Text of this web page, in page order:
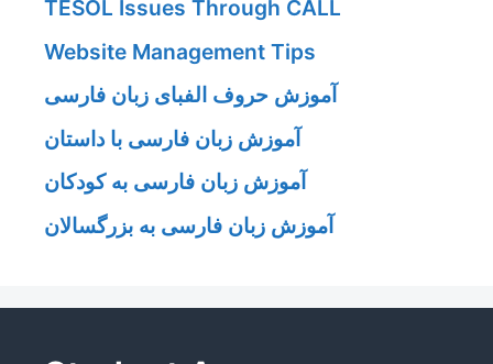
TESOL Issues Through CALL
Website Management Tips
آموزش حروف الفبای زبان فارسی
آموزش زبان فارسی با داستان
آموزش زبان فارسی به کودکان
آموزش زبان فارسی به بزرگسالان